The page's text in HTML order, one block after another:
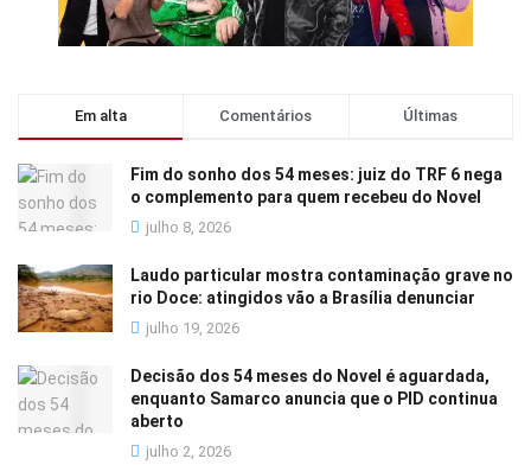
Em alta Comentários Últimas
Fim do sonho dos 54 meses: juiz do TRF 6 nega
o complemento para quem recebeu do Novel
julho 8, 2026
Laudo particular mostra contaminação grave no
rio Doce: atingidos vão a Brasília denunciar
julho 19, 2026
Decisão dos 54 meses do Novel é aguardada,
enquanto Samarco anuncia que o PID continua
aberto
julho 2, 2026